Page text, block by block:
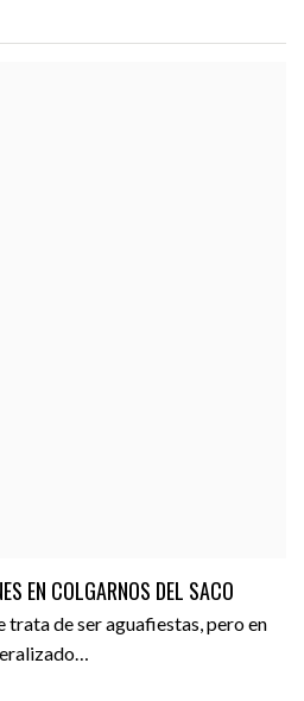
EN COLGARNOS DEL SACO
trata de ser aguafiestas, pero en